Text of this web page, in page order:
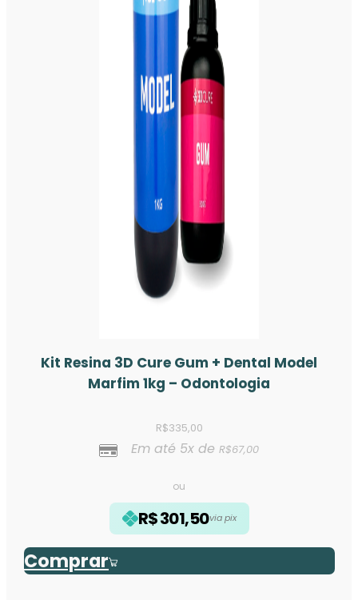
Kit Resina 3D Cure Gum + Dental Model
Marfim 1kg – Odontologia
R$335,00
Em até 5x deR$67,00
ou
R$301,50via pix
Comprar